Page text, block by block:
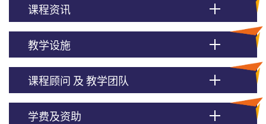
课程资讯
教学设施
课程顾问 及 教学团队
学费及资助